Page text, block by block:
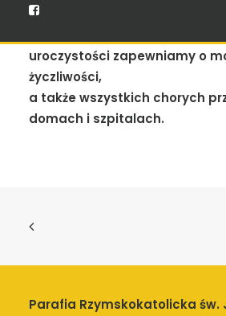
uroczystości zapewniamy o
życzliwości,
a także wszystkich chorych
domach i szpitalach.
Parafia Rzymskokatolicka św.